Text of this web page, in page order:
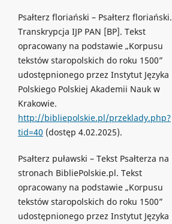
Psałterz floriański – Psałterz floriański.
Transkrypcja IJP PAN [BP]. Tekst
opracowany na podstawie „Korpusu
tekstów staropolskich do roku 1500”
udostępnionego przez Instytut Języka
Polskiego Polskiej Akademii Nauk w
Krakowie.
http://bibliepolskie.pl/przeklady.php?
tid=40 (dostęp 4.02.2025).
Psałterz puławski – Tekst Psałterza na
stronach BibliePolskie.pl. Tekst
opracowany na podstawie „Korpusu
tekstów staropolskich do roku 1500”
udostępnionego przez Instytut Języka